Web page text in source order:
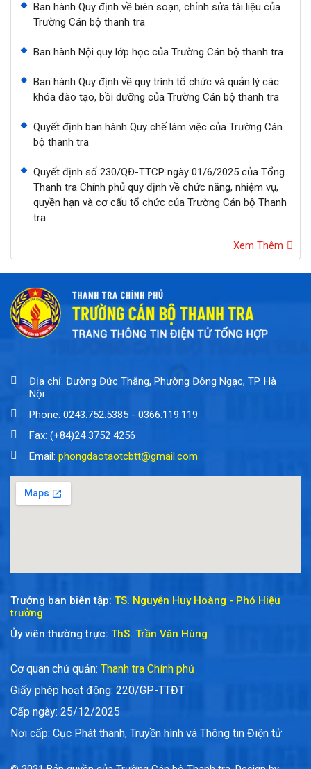
Ban hành Quy định về biên soạn, chỉnh sửa tài liệu của
Trường Cán bộ thanh tra
Ban hành Nội quy lớp học của Trường Cán bộ thanh tra
Ban hành Quy định về quy trình tổ chức và quản lý các
khóa đào tạo, bồi dưỡng của Trường Cán bộ thanh tra
Quyết định ban hành Quy chế làm việc của Trường Cán
bộ thanh tra
Quyết định số 230/QĐ-TTCP ngày 01/6/2025 của Tổng
Thanh tra Chính phủ quy định về chức năng, nhiệm vụ,
quyền hạn và cơ cấu tổ chức của Trường Cán bộ Thanh
tra
Xem Thêm
Địa chỉ: Đường Đức Thắng, Phường Đông Ngạc, TP. Hà
Nội
Phone: 0243.752.5385 - 0366.119.119
Fax: (+84)24 3752 4256
Email: phongdaotaotcbtt@gmail.com
Trưởng ban biên tập: TS. Nguyễn Huy Hoàng - Phó Hiệu
trưởng
Ủy viên thường trực: ThS. Trần Văn Hùng
Cơ quan chủ quản: Thanh tra Chính phủ
Giấy phép hoạt động: 220/GP-TTĐT
Cấp ngày: 25/12/2025
Nơi cấp: Cục Phát thanh, Truyền hình và Thông tin Điện tử